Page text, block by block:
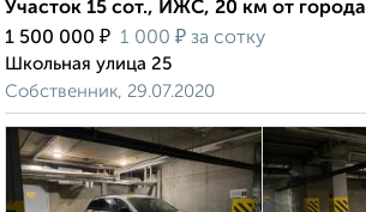
Участок 15 сот., ИЖС, 20 км от города
1 500 000 ₽ 1 000 ₽ за сотку
Школьная улица 25
Собственник, 29.07.2020